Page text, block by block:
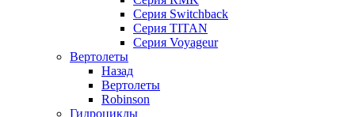
Серия Switchback
Серия TITAN
Серия Voyageur
Вертолеты
Назад
Вертолеты
Robinson
Гидроциклы